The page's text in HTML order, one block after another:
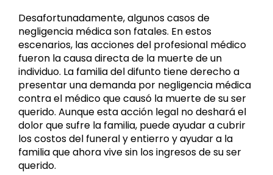
Desafortunadamente, algunos casos de
negligencia médica son fatales. En estos
escenarios, las acciones del profesional médico
fueron la causa directa de la muerte de un
individuo. La familia del difunto tiene derecho a
presentar una demanda por negligencia médica
contra el médico que causó la muerte de su ser
querido. Aunque esta acción legal no deshará el
dolor que sufre la familia, puede ayudar a cubrir
los costos del funeral y entierro y ayudar a la
familia que ahora vive sin los ingresos de su ser
querido.